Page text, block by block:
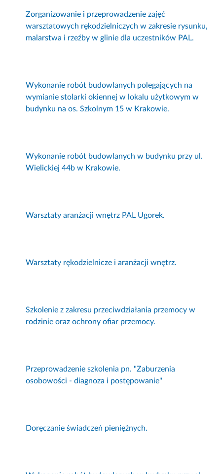
Zorganizowanie i przeprowadzenie zajęć
warsztatowych rękodzielniczych w zakresie rysunku,
malarstwa i rzeźby w glinie dla uczestników PAL.
Wykonanie robót budowlanych polegających na
wymianie stolarki okiennej w lokalu użytkowym w
budynku na os. Szkolnym 15 w Krakowie.
Wykonanie robót budowlanych w budynku przy ul.
Wielickiej 44b w Krakowie.
Warsztaty aranżacji wnętrz PAL Ugorek.
Warsztaty rękodzielnicze i aranżacji wnętrz.
Szkolenie z zakresu przeciwdziałania przemocy w
rodzinie oraz ochrony ofiar przemocy.
Przeprowadzenie szkolenia pn. "Zaburzenia
osobowości - diagnoza i postępowanie"
Doręczanie świadczeń pieniężnych.